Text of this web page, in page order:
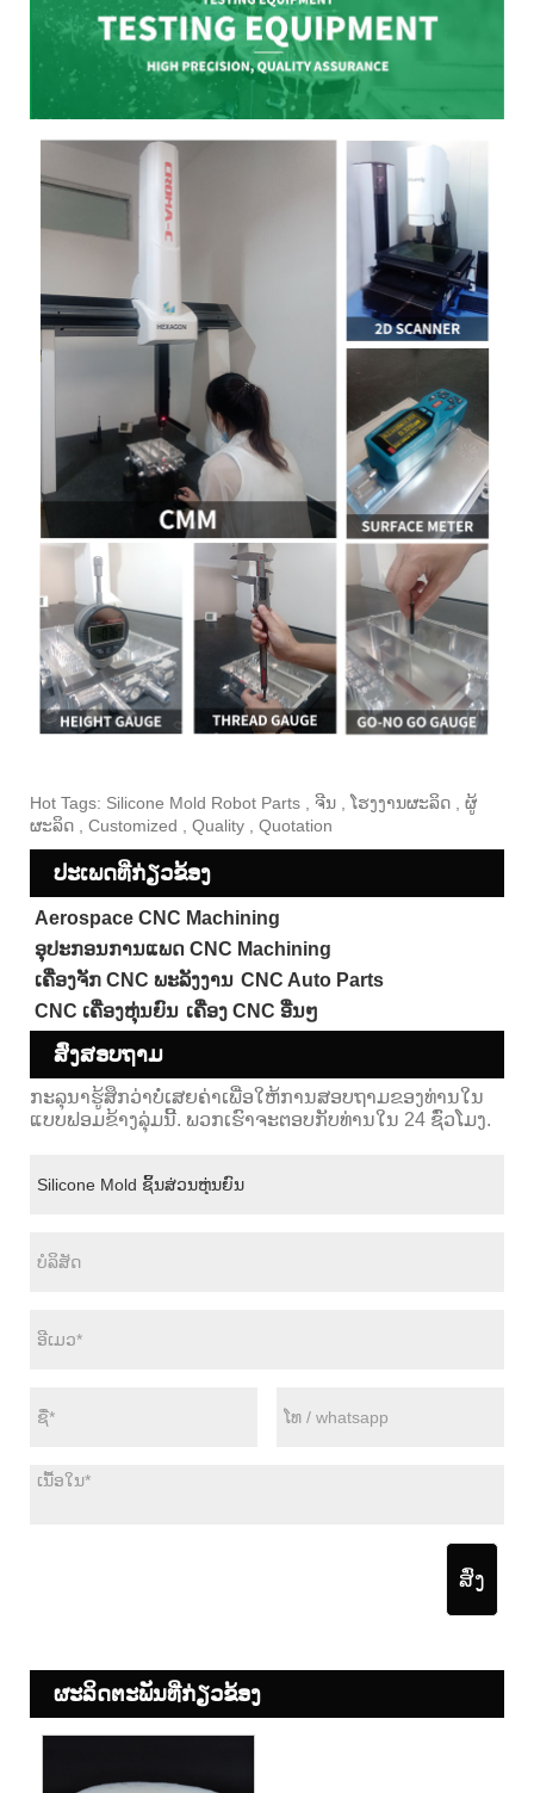
Hot Tags: Silicone Mold Robot Parts , ຈີນ , ໂຮງງານຜະລິດ , ຜູ້
ຜະລິດ , Customized , Quality , Quotation
ປະເພດທີ່ກ່ຽວຂ້ອງ
Aerospace CNC Machining
ອຸປະກອນການແພດ CNC Machining
ເຄື່ອງຈັກ CNC ພະລັງງານ CNC Auto Parts
CNC ເຄື່ອງຫຸ່ນຍົນ ເຄື່ອງ CNC ອື່ນໆ
ສົ່ງສອບຖາມ
ກະລຸນາຮູ້ສຶກວ່າບໍ່ເສຍຄ່າເພື່ອໃຫ້ການສອບຖາມຂອງທ່ານໃນ
ແບບຟອມຂ້າງລຸ່ມນີ້. ພວກເຮົາຈະຕອບກັບທ່ານໃນ 24 ຊົ່ວໂມງ.
ສົ່ງ
ຜະ​ລິດ​ຕະ​ພັນ​ທີ່​ກ່ຽວ​ຂ້ອງ